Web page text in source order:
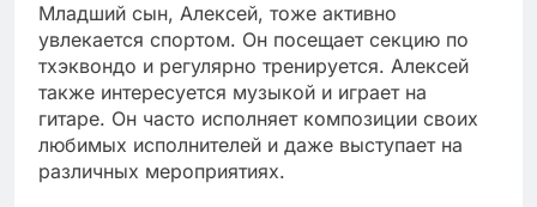
Младший сын, Алексей, тоже активно
увлекается спортом. Он посещает секцию по
тхэквондо и регулярно тренируется. Алексей
также интересуется музыкой и играет на
гитаре. Он часто исполняет композиции своих
любимых исполнителей и даже выступает на
различных мероприятиях.